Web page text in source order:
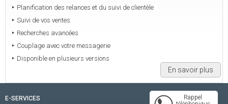
Planification des relances et du suivi de clientèle
Suivi de vos ventes
Recherches avancées
Couplage avec votre messagerie
Disponible en plusieurs versions
En savoir plus
Rappel
E-SERVICES